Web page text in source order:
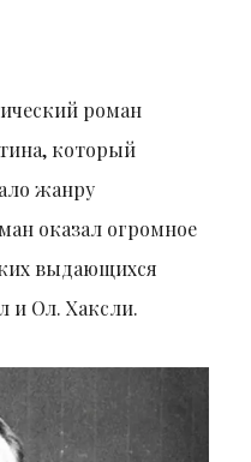
роман
который
жанру
оказал огромное
выдающихся
и Ол. Хаксли.